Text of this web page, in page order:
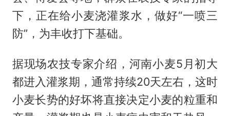
下，正在给小麦浇灌浆水，做好“一喷三
防”，为丰收打下基础。
据现场农技专家介绍，河南小麦5月初大
都进入灌浆期，通常持续20天左右，这时
小麦长势的好坏将直接决定小麦的粒重和